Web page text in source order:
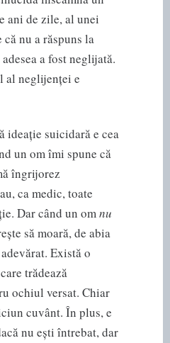
ani de zile, al unei
nu a răspuns la
a fost neglijată.
al neglijenței e
ideație suicidară e cea
un om îmi spune că
îngrijorez
ca medic, toate
Dar când un omnu
să moară, de abia
Există o
trădează
ochiul versat. Chiar
cuvânt. În plus, e
nu ești întrebat, dar